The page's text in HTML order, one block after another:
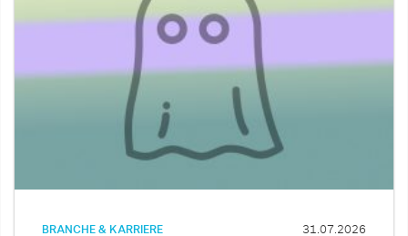
BRANCHE & KARRIERE 31.07.2026